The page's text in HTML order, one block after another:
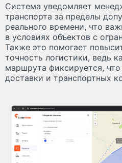
Система уведомляет
транспорта за пределы
реального времени, что
в условиях объектов с
Также это помогает
точность логистики, ведь
маршрута фиксируется,
доставки и транспортных